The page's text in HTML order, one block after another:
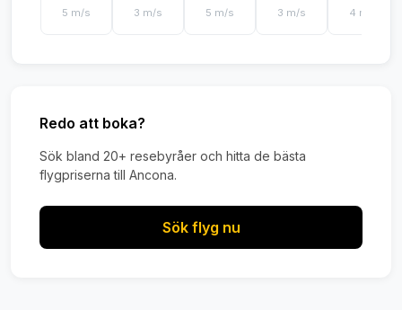
5 m/s 3 m/s 5 m/s 3 m/s 4 m/s
Redo att boka?
Sök bland 20+ resebyråer och hitta de bästa
flygpriserna till Ancona.
Sök flyg nu